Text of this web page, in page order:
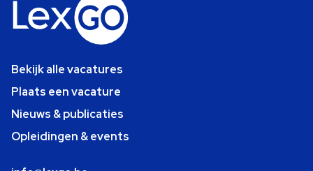
Bekijk alle vacatures
Plaats een vacature
Nieuws & publicaties
Opleidingen & events